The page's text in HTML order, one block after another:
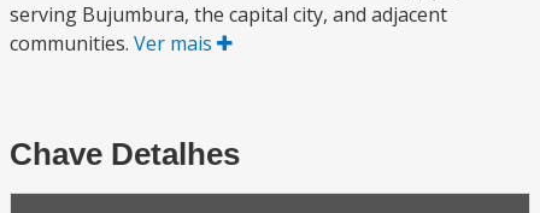
serving Bujumbura, the capital city, and adjacent
communities. Ver mais
Chave Detalhes